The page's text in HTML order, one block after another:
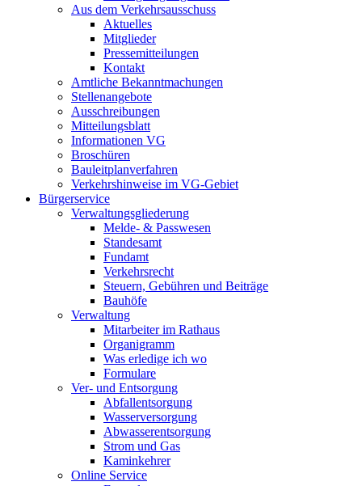
Aus dem Verkehrsausschuss
Aktuelles
Mitglieder
Pressemitteilungen
Kontakt
Amtliche Bekanntmachungen
Stellenangebote
Ausschreibungen
Mitteilungsblatt
Informationen VG
Broschüren
Bauleitplanverfahren
Verkehrshinweise im VG-Gebiet
Bürgerservice
Verwaltungsgliederung
Melde- & Passwesen
Standesamt
Fundamt
Verkehrsrecht
Steuern, Gebühren und Beiträge
Bauhöfe
Verwaltung
Mitarbeiter im Rathaus
Organigramm
Was erledige ich wo
Formulare
Ver- und Entsorgung
Abfallentsorgung
Wasserversorgung
Abwasserentsorgung
Strom und Gas
Kaminkehrer
Online Service